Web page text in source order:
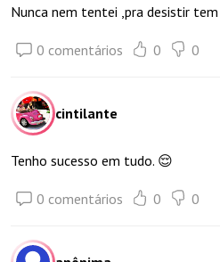
Nunca nem tentei ,pra desistir
0 comentários 0 0
cintilante
Tenho sucesso em tudo. 😌
0 comentários 0 0